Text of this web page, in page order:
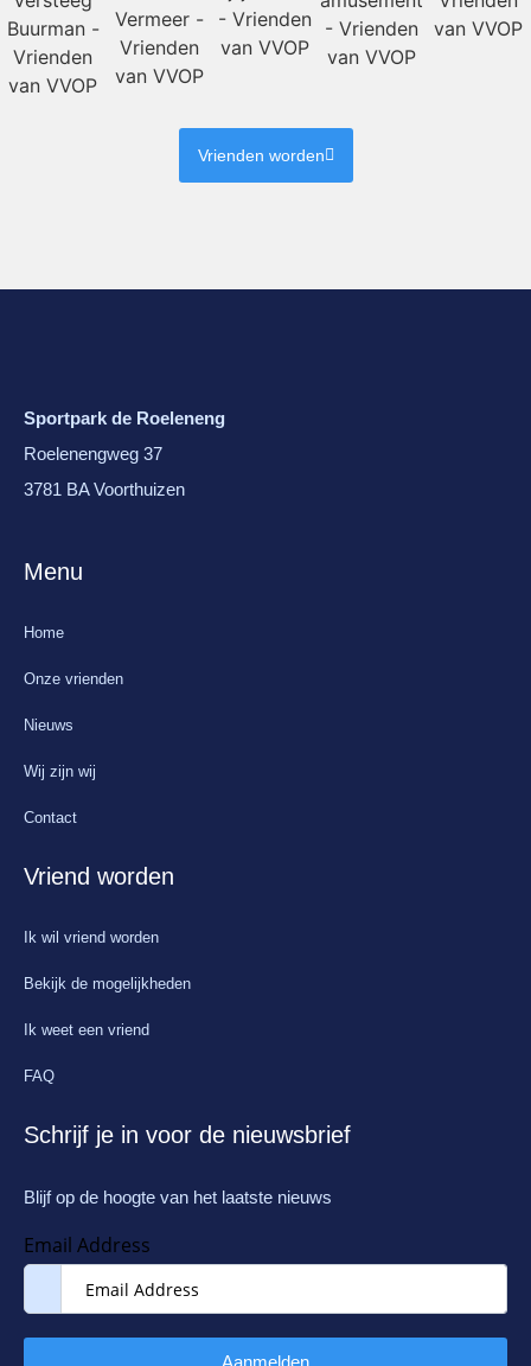
Vrienden worden
Sportpark de Roeleneng
Roelenengweg 37
3781 BA Voorthuizen
Menu
Home
Onze vrienden
Nieuws
Wij zijn wij
Contact
Vriend worden
Ik wil vriend worden
Bekijk de mogelijkheden
Ik weet een vriend
FAQ
Schrijf je in voor de nieuwsbrief
Blijf op de hoogte van het laatste nieuws
Email Address